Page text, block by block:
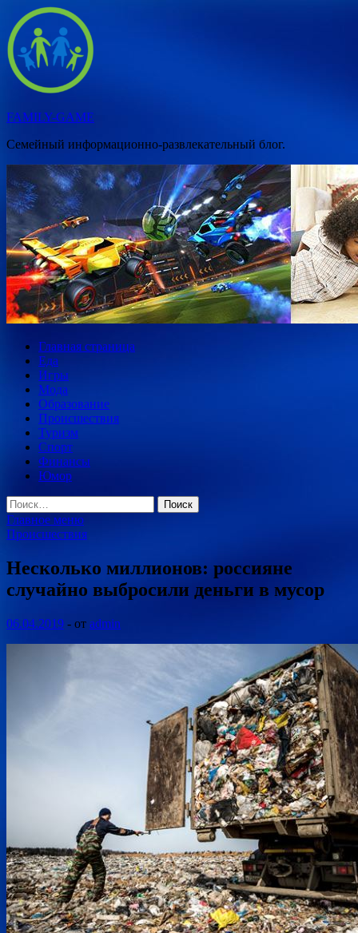
Перейти
содержимому
FAMILY-GAME
Семейный информационно-развлекательный блог.
Главная страница
Еда
Игры
Мода
Образование
Происшествия
Туризм
Спорт
Финансы
Юмор
Найти:
Главное меню
Происшествия
Несколько миллионов: россияне
случайно выбросили деньги в мусор
06.04.2019 - от admin